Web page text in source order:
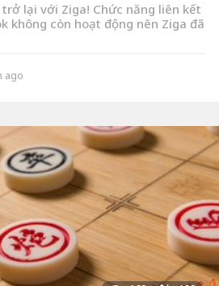
lại với Ziga! Chức năng liên kết
không còn hoạt động nên Ziga đã
ago
o